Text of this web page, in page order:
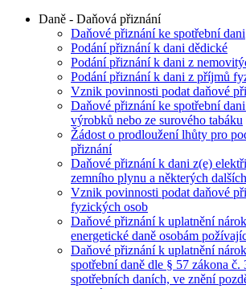
Daně - Daňová přiznání
Daňové přiznání ke spotřební dani
Podání přiznání k dani dědické
Podání přiznání k dani z
Podání přiznání k dani z příjmů
Vznik povinnosti podat daňové
Daňové přiznání ke spotřební
výrobků nebo ze surového tabáku
Žádost o prodloužení lhůty pro
přiznání
Daňové přiznání k dani z(e)
zemního plynu a některých
Vznik povinnosti podat daňové
fyzických osob
Daňové přiznání k uplatnění
energetické daně osobám
Daňové přiznání k uplatnění
spotřební daně dle § 57 zákona č.
spotřebních daních, ve znění